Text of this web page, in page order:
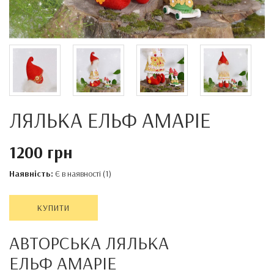
ЛЯЛЬКА ЕЛЬФ АМАРІЕ
1200 грн
Наявність: Є в наявності (1)
КУПИТИ
АВТОРСЬКА ЛЯЛЬКА
ЕЛЬФ АМАРІЕ